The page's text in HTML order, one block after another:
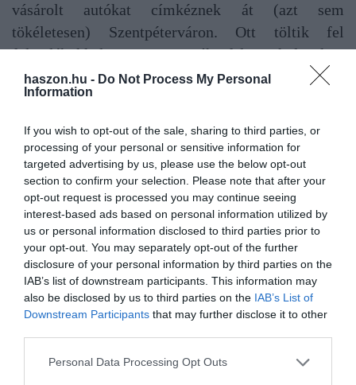
haszon.hu - Do Not Process My Personal
Information
If you wish to opt-out of the sale, sharing to third parties, or
processing of your personal or sensitive information for
targeted advertising by us, please use the below opt-out
section to confirm your selection. Please note that after your
opt-out request is processed you may continue seeing
interest-based ads based on personal information utilized by
us or personal information disclosed to third parties prior to
your opt-out. You may separately opt-out of the further
disclosure of your personal information by third parties on the
IAB’s list of downstream participants. This information may
also be disclosed by us to third parties on the IAB’s List of
Downstream Participants that may further disclose it to other
Please note that this website/app uses one or more Google
Personal Data Processing Opt Outs
vásárolt autókat címkéznek át (azt sem
tökéletesen) Szentpéterváron. Ott töltik fel
folyadékokkal, programozzák fel a kulcsokat,
valamint gravírozzák rá az alvázszámot.
kereskedői telepen készült fotók alapján nem sikerült levenniük a
kínai autómárkajeleket a belterekről. Azokat továbbra is a FAW
Bestune T77 eredeti jelzései díszítik, ami nem is új modell (az
erről készült képeketezen a linken nézheted meg).
Így az oroszok önálló autógyártásáról szóló bejelentések kissé
túlzásnak tűnnek. Igaz, várhatóan a Bestune később kevésbé
összeszerelt autókat fog küldeni. 2024-re tervezi az alváz- és
fényezőüzem újraindítását a Lada. Azután csak alkatrészek és
alkatrészegységek szállítására készülnek Kínából.